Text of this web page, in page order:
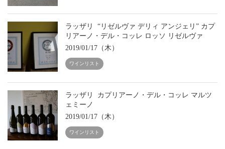
ラッザリ “リゼルヴァ デリィ アンジェリ” カプ
リアーノ・デル・コッレ ロッソ リゼルヴァ
2019/01/17（木）
ワインリスト
ラッザリ カプリアーノ・デル・コッレ マルツ
ェミーノ
2019/01/17（木）
ワインリスト